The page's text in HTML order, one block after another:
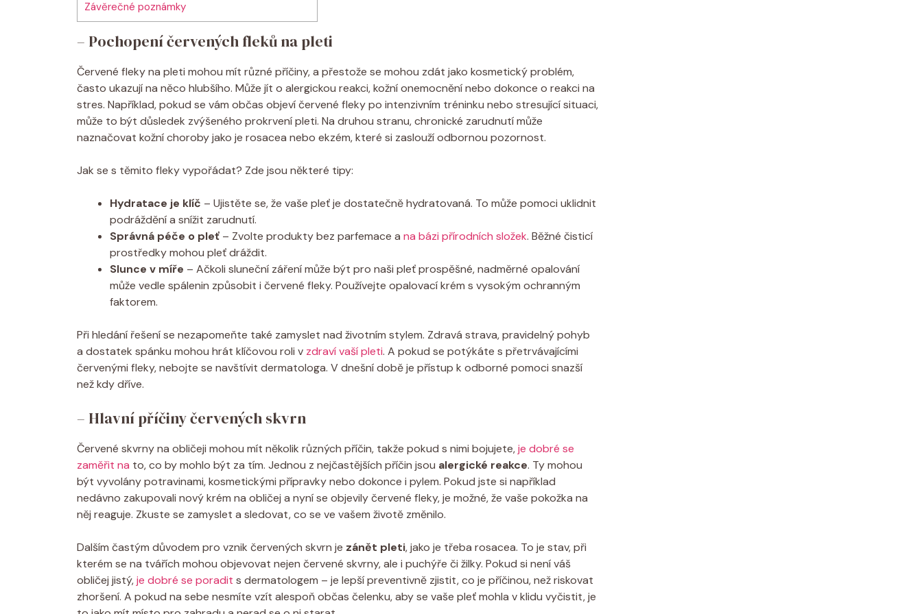
Závěrečné poznámky
– Pochopení červených fleků na pleti
Červené fleky na pleti mohou mít různé příčiny, a přestože se mohou zdát jako kosmetický problém,
často ukazují na něco hlubšího. Může jít o alergickou reakci, kožní onemocnění nebo dokonce o reakci na
stres. Například, pokud se vám občas objeví červené fleky po intenzivním tréninku nebo stresující situaci,
může to být důsledek zvýšeného prokrvení pleti. Na druhou stranu, chronické zarudnutí může
naznačovat kožní choroby jako je rosacea nebo ekzém, které si zaslouží odbornou pozornost.
Jak se s těmito fleky vypořádat? Zde jsou některé tipy:
Hydratace je klíč – Ujistěte se, že vaše pleť je dostatečně hydratovaná. To může pomoci uklidnit
podráždění a snížit zarudnutí.
Správná péče o pleť – Zvolte produkty bez parfemace a na bázi přírodních složek. Běžné čisticí
prostředky mohou pleť dráždit.
Slunce v míře – Ačkoli sluneční záření může být pro naši pleť prospěšné, nadměrné opalování
může vedle spálenin způsobit i červené fleky. Používejte opalovací krém s vysokým ochranným
faktorem.
Při hledání řešení se nezapomeňte také zamyslet nad životním stylem. Zdravá strava, pravidelný pohyb
a dostatek spánku mohou hrát klíčovou roli v zdraví vaší pleti. A pokud se potýkáte s přetrvávajícími
červenými fleky, nebojte se navštívit dermatologa. V dnešní době je přístup k odborné pomoci snazší
než kdy dříve.
– Hlavní příčiny červených skvrn
Červené skvrny na obličeji mohou mít několik různých příčin, takže pokud s nimi bojujete,je dobré se
zaměřit na to, co by mohlo být za tím. Jednou z nejčastějších příčin jsou alergické reakce. Ty mohou
být vyvolány potravinami, kosmetickými přípravky nebo dokonce i pylem. Pokud jste si například
nedávno zakupovali nový krém na obličej a nyní se objevily červené fleky, je možné, že vaše pokožka na
něj reaguje. Zkuste se zamyslet a sledovat, co se ve vašem životě změnilo.
Dalším častým důvodem pro vznik červených skvrn je zánět pleti, jako je třeba rosacea. To je stav, při
kterém se na tvářích mohou objevovat nejen červené skvrny, ale i puchýře či žilky. Pokud si není váš
obličej jistý,je dobré se poradit s dermatologem – je lepší preventivně zjistit, co je příčinou, než riskovat
zhoršení. A pokud na sebe nesmíte vzít alespoň občas čelenku, aby se vaše pleť mohla v klidu vyčistit, je